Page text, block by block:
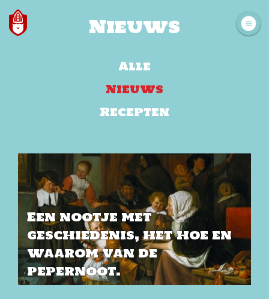
Nieuws
Alle
Nieuws
Recepten
Een nootje met
geschiedenis, het hoe en
waarom van de
pepernoot.